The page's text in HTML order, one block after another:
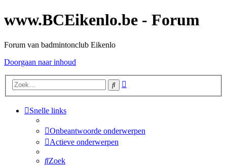
www.BCEikenlo.be - Forum
Forum van badmintonclub Eikenlo
Doorgaan naar inhoud
Zoek
Snelle links
Onbeantwoorde onderwerpen
Actieve onderwerpen
Zoek